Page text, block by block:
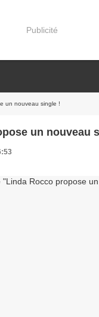
Publicité
un nouveau single !
un nouveau